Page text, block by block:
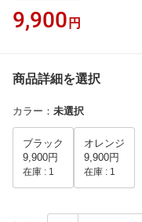
9,900 円
商品詳細を選択
カラー ： 未選択
ブラック
9,900円
在庫 : 1
オレンジ
9,900円
在庫 : 1